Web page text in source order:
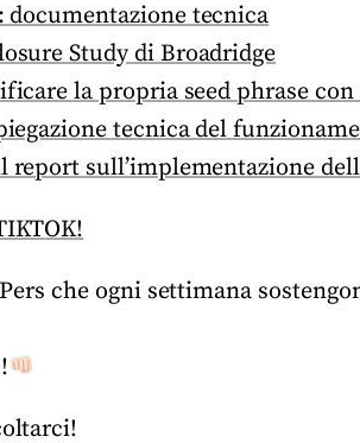
tecnica
Study di Broadridge
la propria seed phrase
tecnica del
report sull’implementazione
che ogni settimana